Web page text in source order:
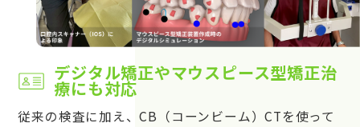
デジタル矯正やマウスピース型矯正治
療にも対応
従来の検査に加え、CB（コーンビーム）CTを使って